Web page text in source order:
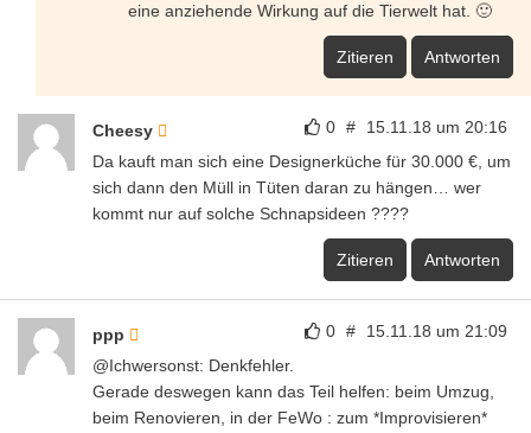
eine anziehende Wirkung auf die Tierwelt hat. 🙂
Zitieren Antworten
0 # 15.11.18 um 20:16
Cheesy
Da kauft man sich eine Designerküche für 30.000 €, um
sich dann den Müll in Tüten daran zu hängen… wer
kommt nur auf solche Schnapsideen ????
Zitieren Antworten
0 # 15.11.18 um 21:09
ppp
@Ichwersonst: Denkfehler.
Gerade deswegen kann das Teil helfen: beim Umzug,
beim Renovieren, in der FeWo : zum *Improvisieren*